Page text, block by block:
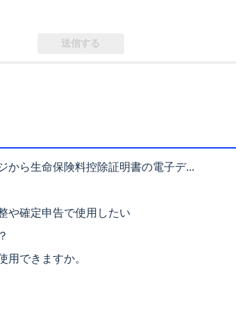
から生命保険料控除証明書の電子デ...
や確定申告で使用したい
用できますか。